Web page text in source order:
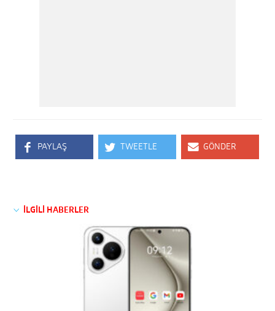
PAYLAŞ TWEETLE GÖNDER
İLGİLİ HABERLER